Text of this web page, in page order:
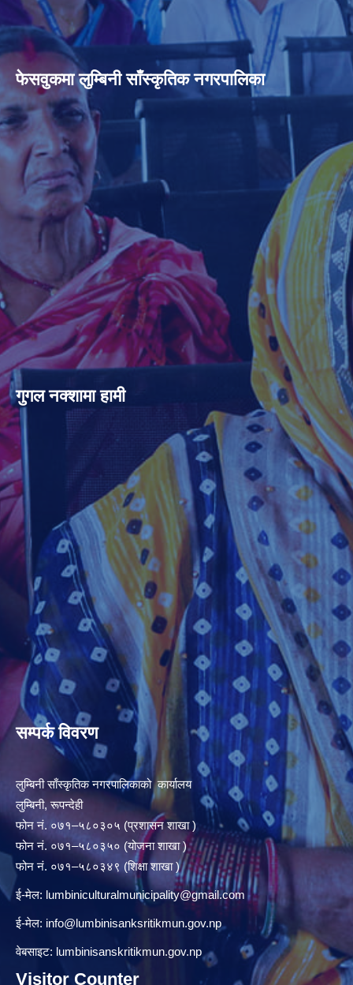
फेसवुकमा लुम्बिनी साँस्कृतिक नगरपालिका
गुगल नक्शामा हामी
सम्पर्क विवरण
लुम्बिनी साँस्कृतिक नगरपालिकाको कार्यालय
लुम्बिनी, रूपन्देही
फोन नं. ०७१–५८०३०५ (प्रशासन शाखा )
फोन नं. ०७१–५८०३५० (योजना शाखा )
फोन नं. ०७१–५८०३४९ (शिक्षा शाखा )
ई-मेल: lumbiniculturalmunicipality@gmail.com
ई-मेल: info@lumbinisanksritikmun.gov.np
वेबसाइट: lumbinisanskritikmun.gov.np
Visitor Counter